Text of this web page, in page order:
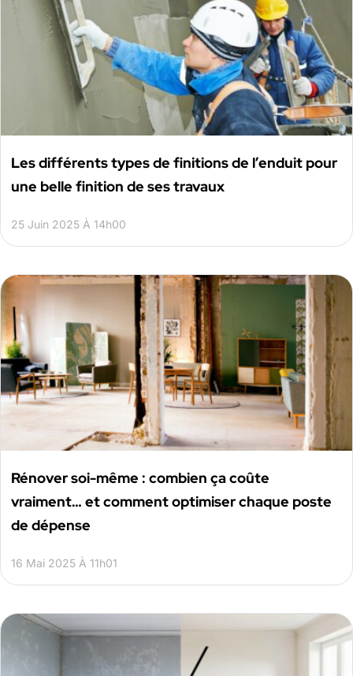
Les différents types de finitions de l’enduit pour
une belle finition de ses travaux
25 Juin 2025 À 14h00
Rénover soi-même : combien ça coûte
vraiment… et comment optimiser chaque poste
de dépense
16 Mai 2025 À 11h01